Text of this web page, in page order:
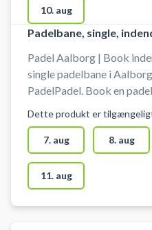
og 2 singlebaner samt 1
Court padelbane i deres
padelcenter i Aalborg. Lånebat
kan lejes og bolde købes
PadelPadel. Gratis parkering ved
PadelPadel Aalborg, når
Hellebarden 2, 9230
10. aug
Padelbane, single,
Padel Aalborg | Book
single padelbane i
PadelPadel. Book en
padelbanerne hos
PadelPadel Aalborg
indendørs padelbaner. 2
9 double padelbaner samt 1
Center Court i deres
Svenstrup ved Aalborg.
Dette produkt er
7. aug 8. aug
11. aug